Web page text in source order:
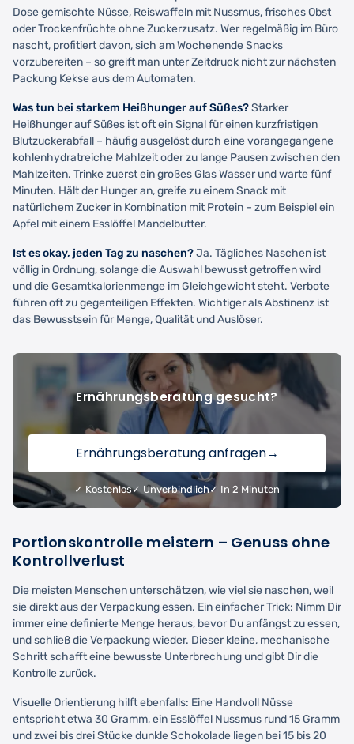
Dose gemischte Nüsse, Reiswaffeln mit Nussmus, frisches Obst
oder Trockenfrüchte ohne Zuckerzusatz. Wer regelmäßig im Büro
nascht, profitiert davon, sich am Wochenende Snacks
vorzubereiten – so greift man unter Zeitdruck nicht zur nächsten
Packung Kekse aus dem Automaten.
Was tun bei starkem Heißhunger auf Süßes?Starker
Heißhunger auf Süßes ist oft ein Signal für einen kurzfristigen
Blutzuckerabfall – häufig ausgelöst durch eine vorangegangene
kohlenhydratreiche Mahlzeit oder zu lange Pausen zwischen den
Mahlzeiten. Trinke zuerst ein großes Glas Wasser und warte fünf
Minuten. Hält der Hunger an, greife zu einem Snack mit
natürlichem Zucker in Kombination mit Protein – zum Beispiel ein
Apfel mit einem Esslöffel Mandelbutter.
Ist es okay, jeden Tag zu naschen?Ja. Tägliches Naschen ist
völlig in Ordnung, solange die Auswahl bewusst getroffen wird
und die Gesamtkalorienmenge im Gleichgewicht steht. Verbote
führen oft zu gegenteiligen Effekten. Wichtiger als Abstinenz ist
das Bewusstsein für Menge, Qualität und Auslöser.
Ernährungsberatung gesucht?
Ernährungsberatung anfragen→
✓ Kostenlos✓ Unverbindlich✓ In 2 Minuten
Portionskontrolle meistern – Genuss ohne
Kontrollverlust
Die meisten Menschen unterschätzen, wie viel sie naschen, weil
sie direkt aus der Verpackung essen. Ein einfacher Trick: Nimm Dir
immer eine definierte Menge heraus, bevor Du anfängst zu essen,
und schließ die Verpackung wieder. Dieser kleine, mechanische
Schritt schafft eine bewusste Unterbrechung und gibt Dir die
Kontrolle zurück.
Visuelle Orientierung hilft ebenfalls: Eine Handvoll Nüsse
entspricht etwa 30 Gramm, ein Esslöffel Nussmus rund 15 Gramm
und zwei bis drei Stücke dunkle Schokolade liegen bei 15 bis 20